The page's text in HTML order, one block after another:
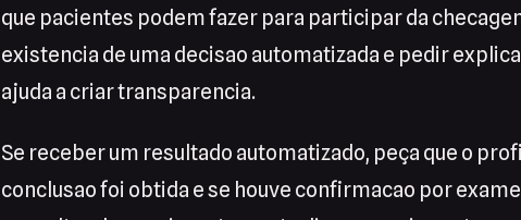
que pacientes podem fazer para participar da
existencia de uma decisao automatizada e pedir
ajuda a criar transparencia.
Se receber um resultado automatizado, peça que o
conclusao foi obtida e se houve confirmacao por